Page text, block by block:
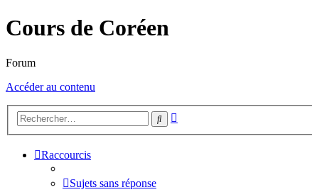
Cours de Coréen
Forum
Accéder au contenu
Rechercher
Raccourcis
Sujets sans réponse